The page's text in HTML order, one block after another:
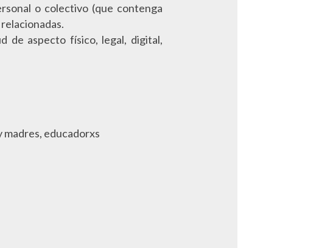
o colectivo (que contenga
de aspecto físico, legal, digital,
madres, educadorxs